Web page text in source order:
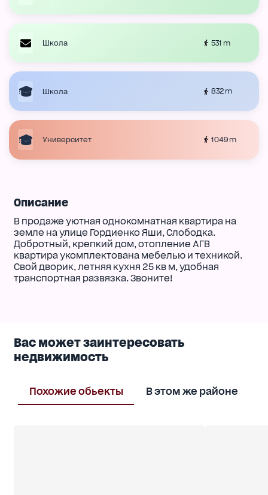
Школа 531 m
Школа 832 m
Университет 1049 m
Описание
В продаже уютная однокомнатная квартира на
земле на улице Гордиенко Яши, Слободка.
Добротный, крепкий дом, отопление АГВ
квартира укомплектована мебелью и техникой.
Свой дворик, летняя кухня 25 кв м, удобная
транспортная развязка. Звоните!
Вас может заинтересовать
недвижимость
Похожие обьекты В этом же районе